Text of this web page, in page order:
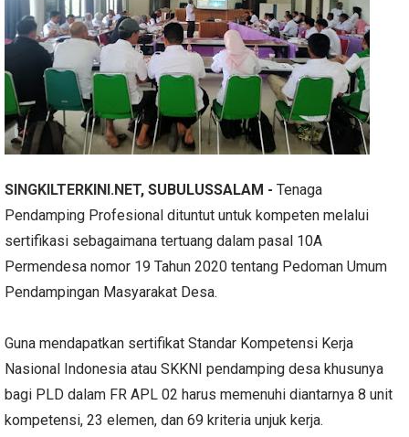
SINGKILTERKINI.NET, SUBULUSSALAM - Tenaga
Pendamping Profesional dituntut untuk kompeten melalui
sertifikasi sebagaimana tertuang dalam pasal 10A
Permendesa nomor 19 Tahun 2020 tentang Pedoman Umum
Pendampingan Masyarakat Desa.
Guna mendapatkan sertifikat Standar Kompetensi Kerja
Nasional Indonesia atau SKKNI pendamping desa khusunya
bagi PLD dalam FR APL 02 harus memenuhi diantarnya 8 unit
kompetensi, 23 elemen, dan 69 kriteria unjuk kerja.